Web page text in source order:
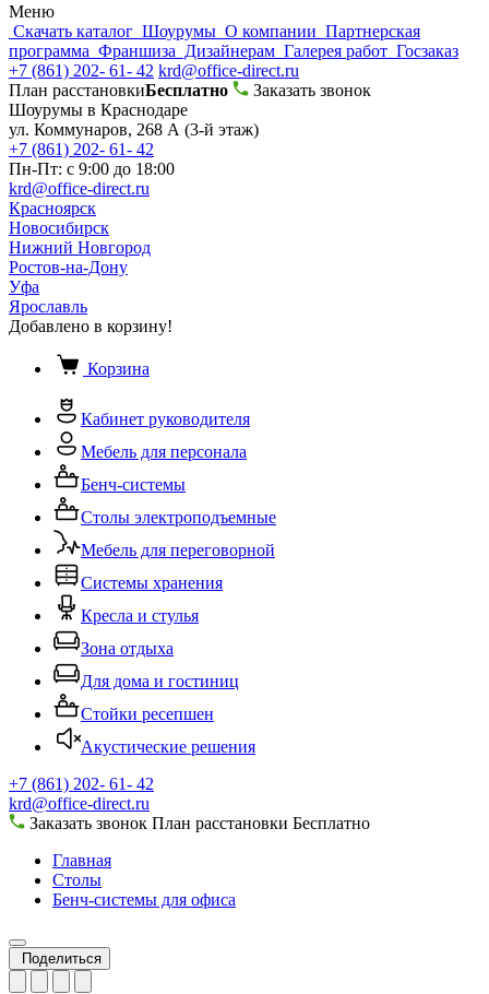
Меню
Скачать каталог Шоурумы О компании Партнерская
программа Франшиза Дизайнерам Галерея работ Госзаказ
+7 (861) 202- 61- 42 krd@office-direct.ru
План расстановкиБесплатно
Заказать звонок
Шоурумы в Краснодаре
ул. Коммунаров, 268 А (3-й этаж)
+7 (861) 202- 61- 42
Пн-Пт: с 9:00 до 18:00
krd@office-direct.ru
Красноярск
Новосибирск
Нижний Новгород
Ростов-на-Дону
Уфа
Ярославль
Добавлено в корзину!
Корзина
Кабинет руководителя
Мебель для персонала
Бенч-системы
Столы электроподъемные
Мебель для переговорной
Системы хранения
Кресла и стулья
Зона отдыха
Для дома и гостиниц
Стойки ресепшен
Акустические решения
+7 (861) 202- 61- 42
krd@office-direct.ru
Заказать звонок План расстановки Бесплатно
Главная
Столы
Бенч-системы для офиса
Поделиться